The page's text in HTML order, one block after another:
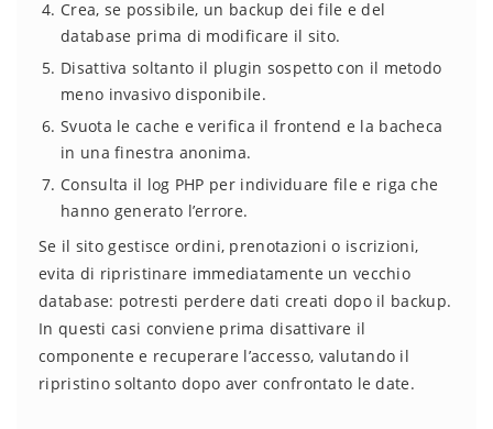
Crea, se possibile, un backup dei file e del
database prima di modificare il sito.
Disattiva soltanto il plugin sospetto con il metodo
meno invasivo disponibile.
Svuota le cache e verifica il frontend e la bacheca
in una finestra anonima.
Consulta il log PHP per individuare file e riga che
hanno generato l’errore.
Se il sito gestisce ordini, prenotazioni o iscrizioni,
evita di ripristinare immediatamente un vecchio
database: potresti perdere dati creati dopo il backup.
In questi casi conviene prima disattivare il
componente e recuperare l’accesso, valutando il
ripristino soltanto dopo aver confrontato le date.